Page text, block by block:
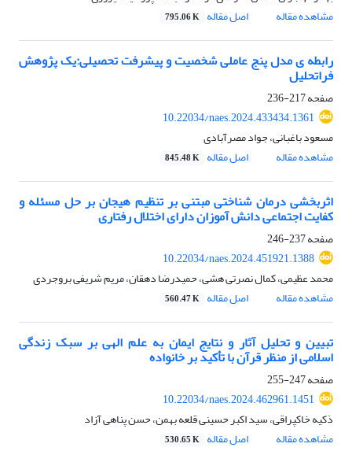
مشاهده مقاله
اصل مقاله 795.06 K
رابطه ی مدل پنج عاملی شخصیت و پیشرفت تحصیلی:یک پژوهش
فراتحلیل
صفحه217-236
10.22034/naes.2024.433434.1361
مسعود باغبانی، جواد مصرآبادی
مشاهده مقاله
اصل مقاله 845.48 K
اثربخشی درمان شناختی مبتنی بر تنظیم هیجان بر حل مسئله و
کفایت اجتماعی دانش آموزان دارای اختلال رفتاری
صفحه237-246
10.22034/naes.2024.451921.1388
محمد عظیمی، کمال نصرتی هشی، حمیدرضا دهقان، مریم شریفی بروجردی
مشاهده مقاله
اصل مقاله 560.47 K
تبیین و تحلیل آثار و نتایج ایمان به علم الهی بر سبک زندگی
اسلامی از منظر قرآن با تأکید بر خانواده
صفحه247-255
10.22034/naes.2024.462961.1451
ذکیه خاکپراقی، سید اکبر حسینی قلعه بهمن، حسن پناهی آزاد
مشاهده مقاله
اصل مقاله 530.65 K